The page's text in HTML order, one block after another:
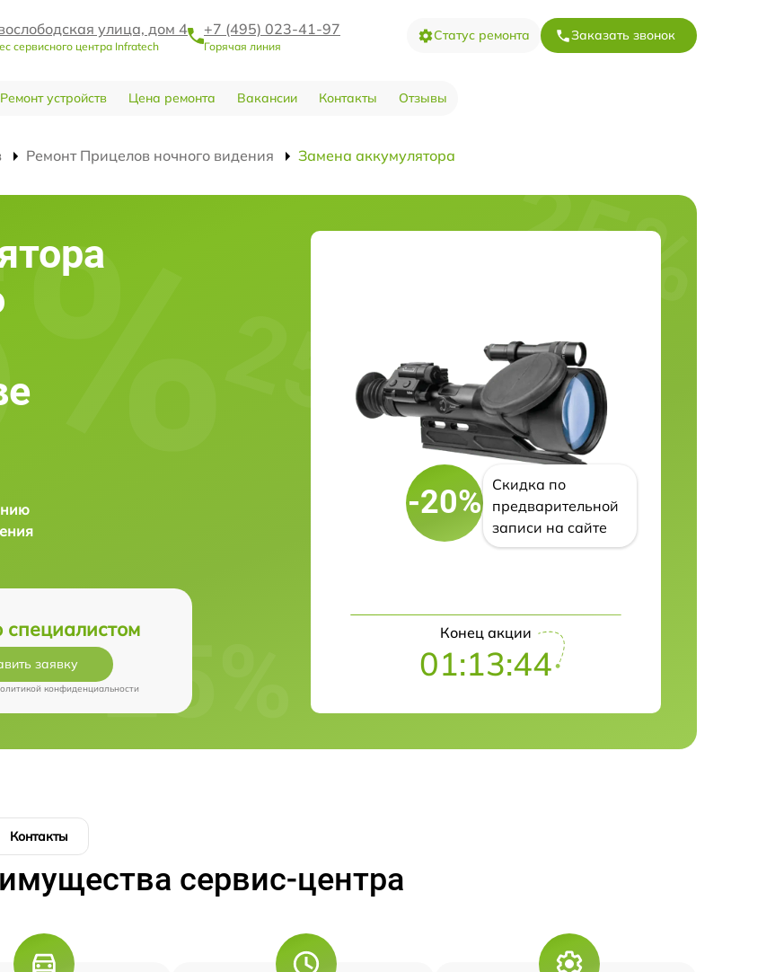
улица, дом 4
сервисного центра Infratech
+7 (495) 023-41-97
Горячая линия
Статус ремонта Заказать звонок
Ремонт устройств Цена ремонта Вакансии Контакты Отзывы
Ремонт Прицелов ночного видения Замена аккумулятора
специалистом
заявку
конфиденциальности
-20%
Скидка по
предварительной
записи на сайте
Конец акции
01:13:43
Контакты
сервис-центра